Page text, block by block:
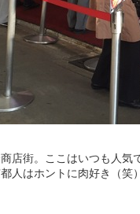
店街。ここはいつも人気
人はホントに肉好き（笑